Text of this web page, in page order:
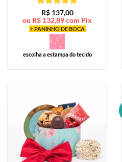
Avaliação5
de 5
R$137,00
ou R$ 132,89com Pix
+ PANINHO DE BOCA
escolha a estampa do tecido